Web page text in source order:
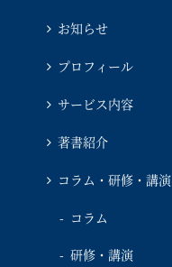
お知らせ
プロフィール
サービス内容
著書紹介
コラム・研修・講演
コラム
研修・講演